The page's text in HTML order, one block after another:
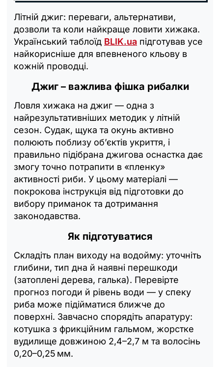
Літній джиг: переваги, альтернативи,
дозволи та коли найкраще ловити хижака.
Український таблоїд BLIK.ua підготував усе
найкорисніше для впевненого кльову в
кожній проводці.
Джиг – важлива фішка рибалки
Ловля хижака на джиг — одна з
найрезультативніших методик у літній
сезон. Судак, щука та окунь активно
полюють поблизу об’єктів укриття, і
правильно підібрана джигова оснастка дає
змогу точно потрапити в «пленку»
активності риби. У цьому матеріалі —
покрокова інструкція від підготовки до
вибору приманок та дотримання
законодавства.
Як підготуватися
Складіть план виходу на водойму: уточніть
глибини, тип дна й наявні перешкоди
(затоплені дерева, галька). Перевірте
прогноз погоди й рівень води — у спеку
риба може підійматися ближче до
поверхні. Завчасно спорядіть апаратуру:
котушка з фрикційним гальмом, жорстке
вудилище довжиною 2,4–2,7 м та волосінь
0,20–0,25 мм.